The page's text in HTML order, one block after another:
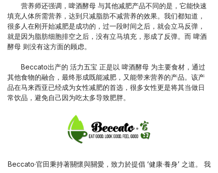
营养师还强调，啤酒酵母 与其他减肥产品不同的是，它能快速
填充人体所需营养，达到只减脂肪不减营养的效果。我们都知道，
很多人在刚开始减肥是成功的，过一段时间之后，就会立马反弹，
就是因为脂肪细胞排空之后，没有立马填充，形成了反弹。而 啤酒
酵母 则没有这方面的顾虑。
Beccato出产的 活力五宝 正是以 啤酒酵母 为主要食材，通过
其他食物的融合，最终形成既能减肥，又能带来营养的产品。该产
品在马来西亚已经成为女性减肥的首选，很多女性更是将其当做日
常饮品，避免自己因为吃太多导致肥胖。
Beccato·官田秉持著關懷與關愛，致力於提倡 ‘健康·養身’ 之道。 我